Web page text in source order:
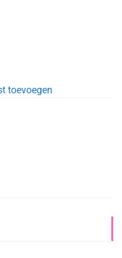
toevoegen